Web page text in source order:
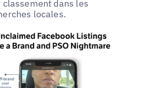
classement dans les
locales.